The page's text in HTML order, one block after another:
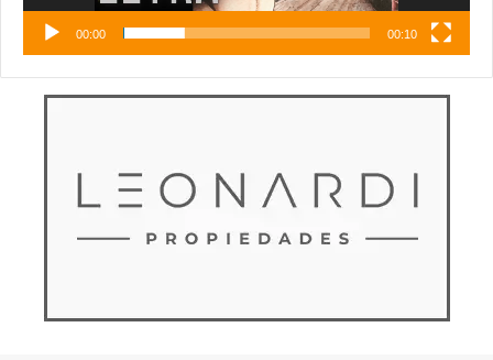
00:00 00:10